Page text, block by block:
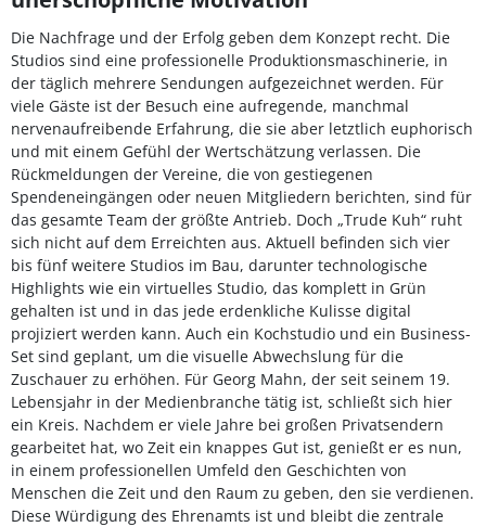
Die Nachfrage und der Erfolg geben dem Konzept recht. Die
Studios sind eine professionelle Produktionsmaschinerie, in
der täglich mehrere Sendungen aufgezeichnet werden. Für
viele Gäste ist der Besuch eine aufregende, manchmal
nervenaufreibende Erfahrung, die sie aber letztlich euphorisch
und mit einem Gefühl der Wertschätzung verlassen. Die
Rückmeldungen der Vereine, die von gestiegenen
Spendeneingängen oder neuen Mitgliedern berichten, sind für
das gesamte Team der größte Antrieb. Doch „Trude Kuh“ ruht
sich nicht auf dem Erreichten aus. Aktuell befinden sich vier
bis fünf weitere Studios im Bau, darunter technologische
Highlights wie ein virtuelles Studio, das komplett in Grün
gehalten ist und in das jede erdenkliche Kulisse digital
projiziert werden kann. Auch ein Kochstudio und ein Business-
Set sind geplant, um die visuelle Abwechslung für die
Zuschauer zu erhöhen. Für Georg Mahn, der seit seinem 19.
Lebensjahr in der Medienbranche tätig ist, schließt sich hier
ein Kreis. Nachdem er viele Jahre bei großen Privatsendern
gearbeitet hat, wo Zeit ein knappes Gut ist, genießt er es nun,
in einem professionellen Umfeld den Geschichten von
Menschen die Zeit und den Raum zu geben, den sie verdienen.
Diese Würdigung des Ehrenamts ist und bleibt die zentrale